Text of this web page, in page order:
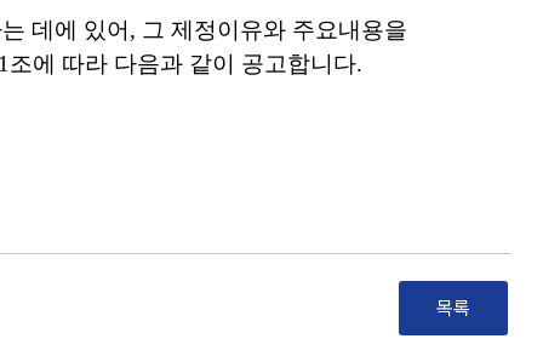
데에 있어 , 그 제정이유와 주요내용을
조에 따라 다음과 같이 공고합니다.
목록